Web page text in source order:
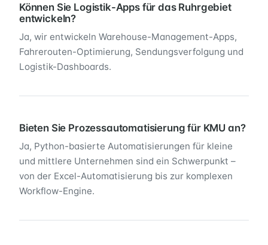
Können Sie Logistik-Apps für das Ruhrgebiet
entwickeln?
Ja, wir entwickeln Warehouse-Management-Apps,
Fahrerouten-Optimierung, Sendungsverfolgung und
Logistik-Dashboards.
Bieten Sie Prozessautomatisierung für KMU an?
Ja, Python-basierte Automatisierungen für kleine
und mittlere Unternehmen sind ein Schwerpunkt –
von der Excel-Automatisierung bis zur komplexen
Workflow-Engine.